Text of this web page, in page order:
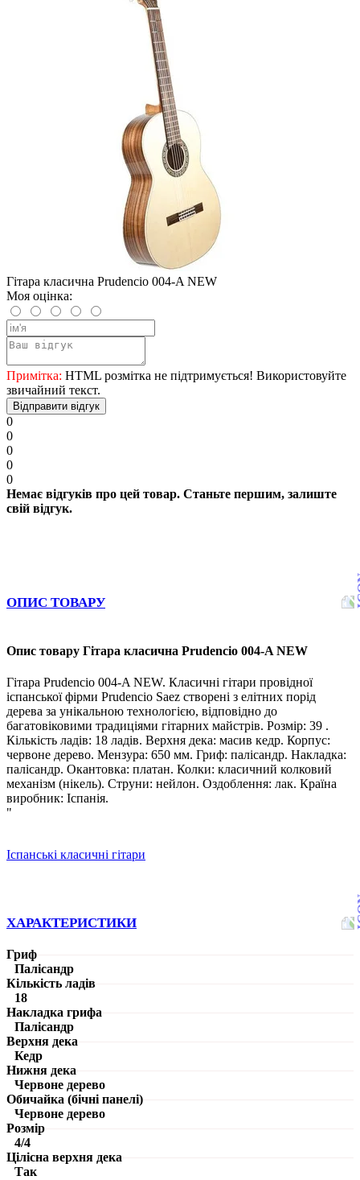
Гітара класична Prudencio 004-A NEW
Моя оцінка:
Примітка: HTML розмітка не підтримується! Використовуйте
звичайний текст.
Відправити відгук
0
0
0
0
0
Немає відгуків про цей товар. Станьте першим, залиште
свій відгук.
ОПИС ТОВАРУ
Опис товару Гітара класична Prudencio 004-A NEW
Гітара Prudencio 004-A NEW. Класичні гітари провідної
іспанської фірми Prudencio Saez створені з елітних порід
дерева за унікальною технологією, відповідно до
багатовіковими традиціями гітарних майстрів. Розмір: 39 .
Кількість ладів: 18 ладів. Верхня дека: масив кедр. Корпус:
червоне дерево. Мензура: 650 мм. Гриф: палісандр. Накладка:
палісандр. Окантовка: платан. Колки: класичний колковий
механізм (нікель). Струни: нейлон. Оздоблення: лак. Країна
виробник: Іспанія.
"
Іспанські класичні гітари
ХАРАКТЕРИСТИКИ
Гриф
Палісандр
Кількість ладів
18
Накладка грифа
Палісандр
Верхня дека
Кедр
Нижня дека
Червоне дерево
Обичайка (бічні панелі)
Червоне дерево
Розмір
4/4
Цілісна верхня дека
Так